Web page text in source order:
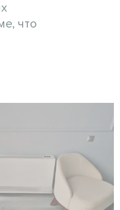
что